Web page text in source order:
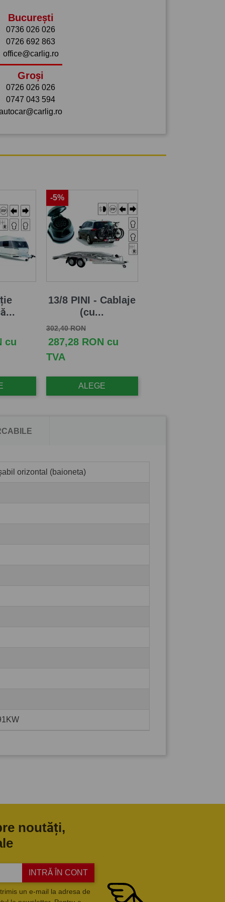
București
0736 026 026
0726 692 863
office@carlig.ro
Groși
0726 026 026
0747 043 594
cu
13/8 PINI - Cablaje
(cu...
Pret de baza
302,40 RONPret
287,28 RON cu
TVA
ALEGE
-5%
orizontal (baioneta)
noutăți,
INTRĂ ÎN CONT
un e-mail la adresa de